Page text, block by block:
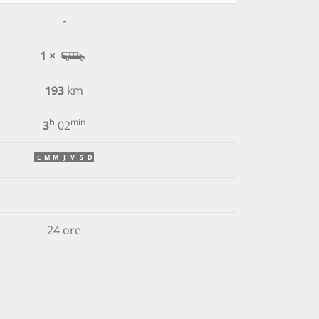
-
1 ×
193 km
3h 02min
L M M J V S D
24 ore